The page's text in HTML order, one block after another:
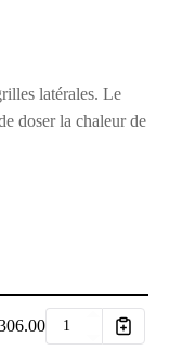
latérales. Le
doser la chaleur de